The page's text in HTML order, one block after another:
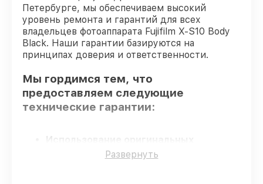
Петербурге, мы обеспечиваем высокий
уровень ремонта и гарантий для всех
владельцев фотоаппарата Fujifilm X-S10 Body
Black. Наши гарантии базируются на
принципах доверия и ответственности.
Мы гордимся тем, что
предоставляем следующие
технические гарантии:
– гарантируем использование
Развернуть